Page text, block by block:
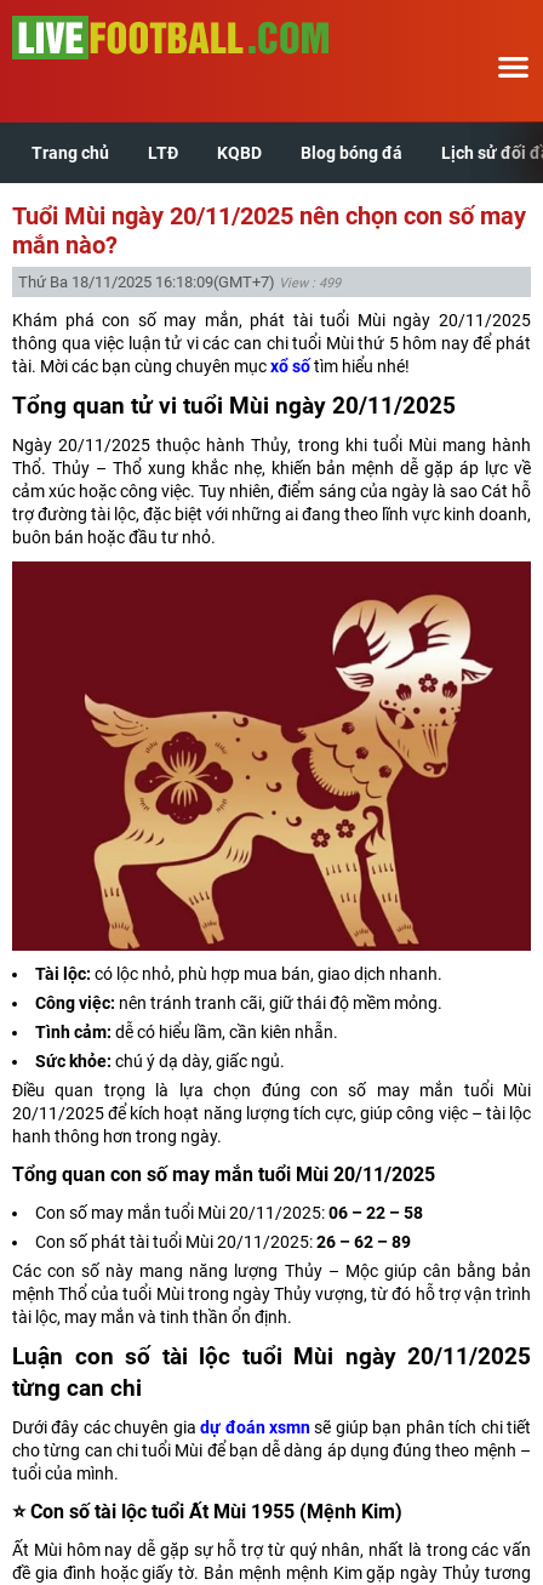
Trang chủ LTĐ KQBD Blog bóng đá Lịch sử đối
Tuổi Mùi ngày 20/11/2025 nên chọn con số may
mắn nào?
Thứ Ba 18/11/2025 16:18:09(GMT+7) View : 499
Khám phá con số may mắn, phát tài tuổi Mùi ngày 20/11/2025
thông qua việc luận tử vi các can chi tuổi Mùi thứ 5 hôm nay để phát
tài. Mời các bạn cùng chuyên mụcxổ sốtìm hiểu nhé!
Tổng quan tử vi tuổi Mùi ngày 20/11/2025
Ngày 20/11/2025 thuộc hành Thủy, trong khi tuổi Mùi mang hành
Thổ. Thủy – Thổ xung khắc nhẹ, khiến bản mệnh dễ gặp áp lực về
cảm xúc hoặc công việc. Tuy nhiên, điểm sáng của ngày là sao Cát hỗ
trợ đường tài lộc, đặc biệt với những ai đang theo lĩnh vực kinh doanh,
buôn bán hoặc đầu tư nhỏ.
Tài lộc: có lộc nhỏ, phù hợp mua bán, giao dịch nhanh.
Công việc: nên tránh tranh cãi, giữ thái độ mềm mỏng.
Tình cảm: dễ có hiểu lầm, cần kiên nhẫn.
Sức khỏe: chú ý dạ dày, giấc ngủ.
Điều quan trọng là lựa chọn đúng con số may mắn tuổi Mùi
20/11/2025 để kích hoạt năng lượng tích cực, giúp công việc – tài lộc
hanh thông hơn trong ngày.
Tổng quan con số may mắn tuổi Mùi 20/11/2025
Con số may mắn tuổi Mùi 20/11/2025:06 – 22 – 58
Con số phát tài tuổi Mùi 20/11/2025:26 – 62 – 89
Các con số này mang năng lượng Thủy – Mộc giúp cân bằng bản
mệnh Thổ của tuổi Mùi trong ngày Thủy vượng, từ đó hỗ trợ vận trình
tài lộc, may mắn và tinh thần ổn định.
Luận con số tài lộc tuổi Mùi ngày 20/11/2025
từng can chi
Dưới đây các chuyên giadự đoán xsmnsẽ giúp bạn phân tích chi tiết
cho từng can chi tuổi Mùi để bạn dễ dàng áp dụng đúng theo mệnh –
tuổi của mình.
⭐ Con số tài lộc tuổi Ất Mùi 1955 (Mệnh Kim)
Ất Mùi hôm nay dễ gặp sự hỗ trợ từ quý nhân, nhất là trong các vấn
đề gia đình hoặc giấy tờ. Bản mệnh mệnh Kim gặp ngày Thủy tương
Trang chủ
LTĐ
KQBD
Blog bóng đá
Lịch sử đối đầu
Xem tuổi hợp